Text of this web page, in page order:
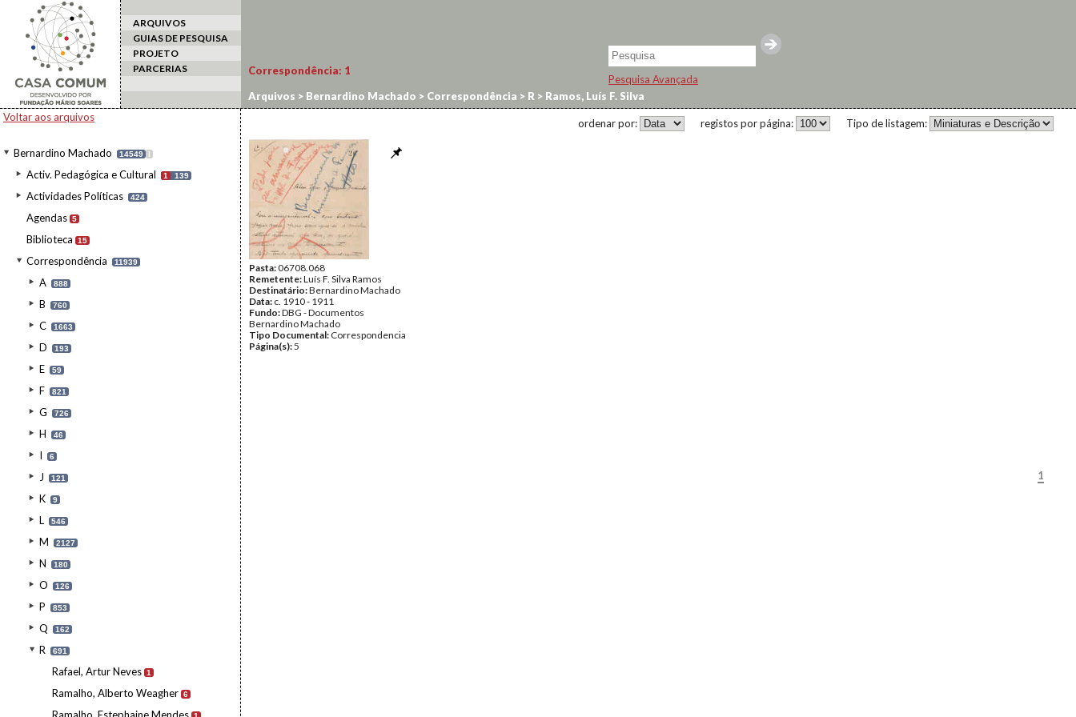
ARQUIVOS
GUIAS DE PESQUISA
PROJETO
PARCERIAS
Pesquisa Avançada
Voltar aos arquivos
Bernardino Machado 14549 I
Activ. Pedagógica e Cultural 1 139
Actividades Políticas 424
Agendas 5
Biblioteca 15
Correspondência 11939
A 888
B 760
C 1663
D 193
E 59
F 821
G 726
H 46
I 6
J 121
K 9
L 546
M 2127
N 180
O 126
P 853
Q 162
R 691
Rafael, Artur Neves 1
Ramalho, Alberto Weagher 6
Correspondência: 1
Arquivos > Bernardino Machado > Correspondência > R > Ramos, Luís F. Silva
Tipo de listagem:
registos por página:
ordenar por:
Pasta:06708.068
Remetente:Luís F. Silva Ramos
Destinatário:Bernardino Machado
Data: c. 1910 - 1911
Fundo:DBG - Documentos
Bernardino Machado
Tipo Documental: Correspondencia
Página(s):5
1